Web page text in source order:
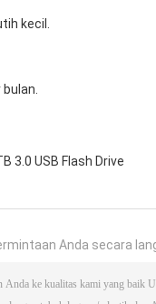
kecil.
3.0 USB Flash Drive
Anda secara